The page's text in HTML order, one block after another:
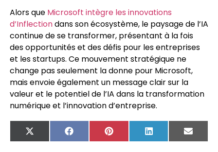
Alors que Microsoft intègre les innovations
d’Inflectiondans son écosystème, le paysage de l’IA
continue de se transformer, présentant à la fois
des opportunités et des défis pour les entreprises
et les startups. Ce mouvement stratégique ne
change pas seulement la donne pour Microsoft,
mais envoie également un message clair sur la
valeur et le potentiel de l’IA dans la transformation
numérique et l’innovation d’entreprise.
X
(Twitter)
FacebookPinterest LinkedIn Email